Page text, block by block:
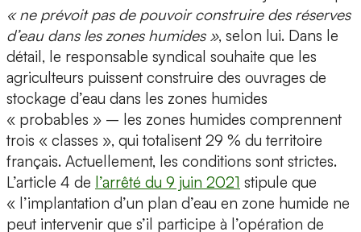
« ne prévoit pas de pouvoir construire des réserves
d’eau dans les zones humides », selon lui. Dans le
détail, le responsable syndical souhaite que les
agriculteurs puissent construire des ouvrages de
stockage d’eau dans les zones humides
« probables » – les zones humides comprennent
trois « classes », qui totalisent 29 % du territoire
français. Actuellement, les conditions sont strictes.
L’article 4 de l’arrêté du 9 juin 2021 stipule que
« l’implantation d’un plan d’eau en zone humide ne
peut intervenir que s’il participe à l’opération de